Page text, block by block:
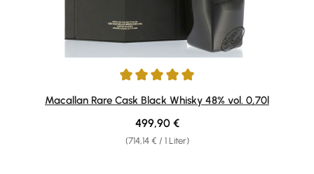
Durchschnittliche Bewertung von 5 von 5 Sternen
Macallan Rare Cask Black Whisky 48% vol. 0,70l
(714,14 € / 1 Liter)
Regulärer Preis:
499,90 €